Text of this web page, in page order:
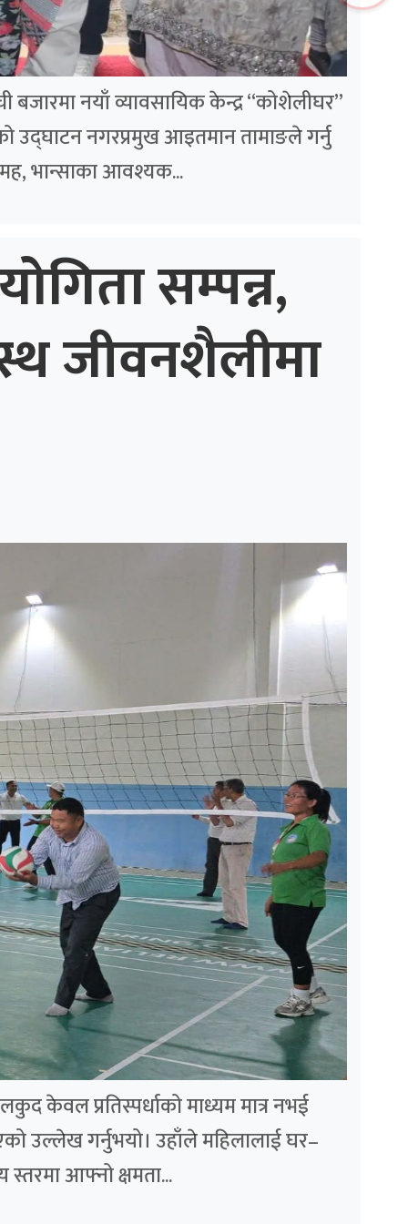
बजारमा नयाँ व्यावसायिक केन्द्र “कोशेलीघर”
उद्घाटन नगरप्रमुख आइतमान तामाङले गर्नु
भान्साका आवश्यक...
सम्पन्न,
जीवनशैलीमा
केवल प्रतिस्पर्धाको माध्यम मात्र नभई
उल्लेख गर्नुभयो। उहाँले महिलालाई घर–
स्तरमा आफ्नो क्षमता...